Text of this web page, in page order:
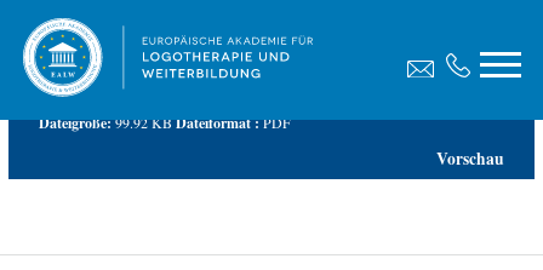
EALW-Trauerbegleitung-Weiterbildungsvertrag-2024
Dateigröße:99.92 KBDateiformat :PDF
Vorschau